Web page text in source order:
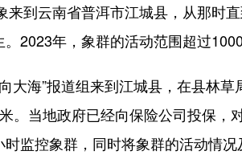
到云南省普洱市江城县，从那时
2023年，象群的活动范围超过1000
海”报道组来到江城县，在县林草
。当地政府已经向保险公司投保
监控象群，同时将象群的活动情况